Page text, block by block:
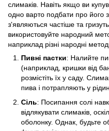
слимаків. Навіть якщо ви
одно варто подбати про його
з'являються частіше та
використовуйте народний
наприклад різні народні
Пивні пастки: Налийте
(наприклад, кришки від
розмістіть їх у саду.
пива і потрапляють у
Сіль: Посипання солі
відлякувати слимаків,
оболонку. Однак, будьте